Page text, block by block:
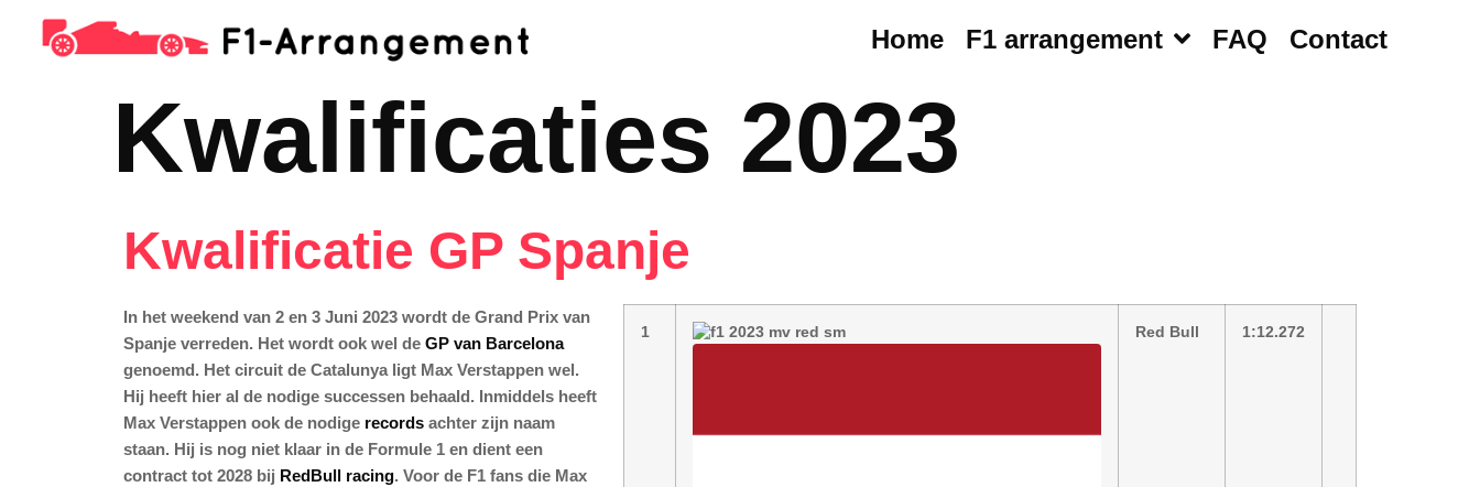
Home F1 arrangement FAQ Contact
Kwalificaties 2023
Kwalificatie GP Spanje
In het weekend van 2 en 3 Juni 2023 wordt de Grand Prix van
Spanje verreden. Het wordt ook wel de GP van Barcelona
genoemd. Het circuit de Catalunya ligt Max Verstappen wel.
Hij heeft hier al de nodige successen behaald. Inmiddels heeft
Max Verstappen ook de nodige records achter zijn naam
staan. Hij is nog niet klaar in de Formule 1 en dient een
contract tot 2028 bij RedBull racing. Voor de F1 fans die Max
1 Red Bull 1:12.272